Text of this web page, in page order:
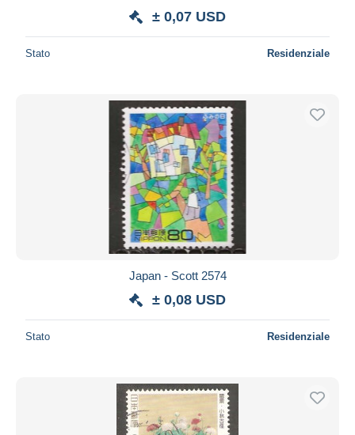
± 0,07 USD
Stato Residenziale
Japan - Scott 2574
± 0,08 USD
Stato Residenziale